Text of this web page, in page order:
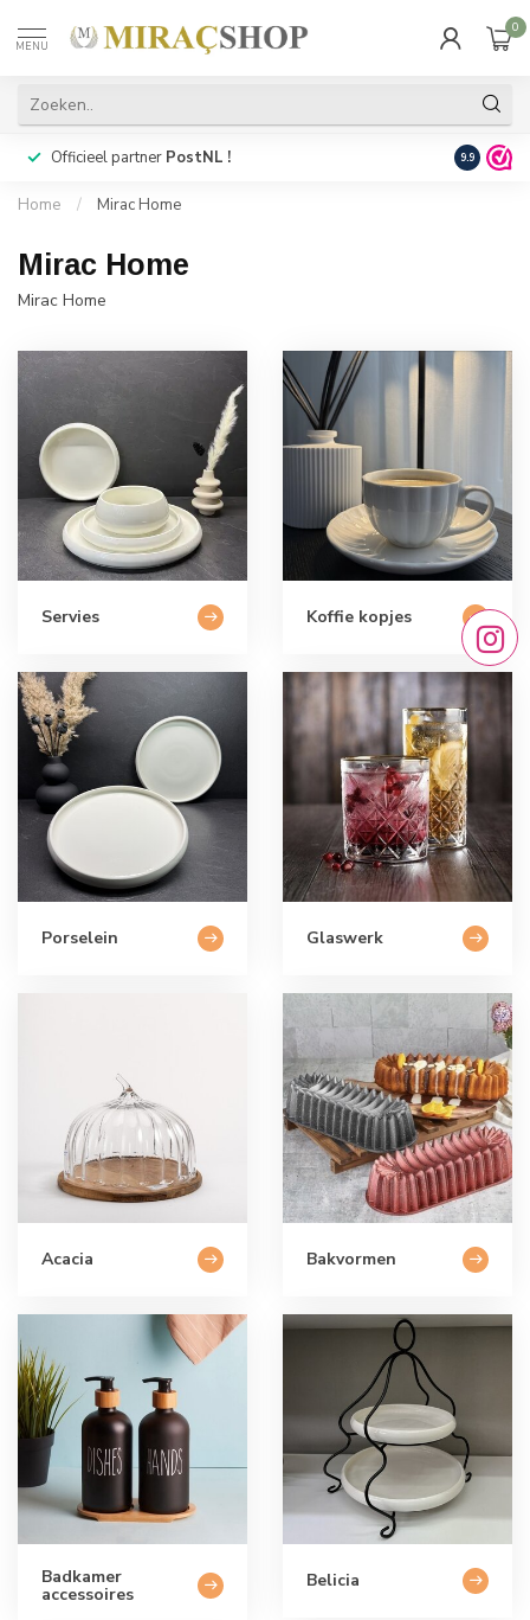
MENU
0
Officieel partner PostNL ! Snelle
9.9
Home / Mirac Home
Mirac Home
Mirac Home
Servies Koffie kopjes
Porselein Glaswerk
Acacia Bakvormen
Badkamer
accessoires
Belicia